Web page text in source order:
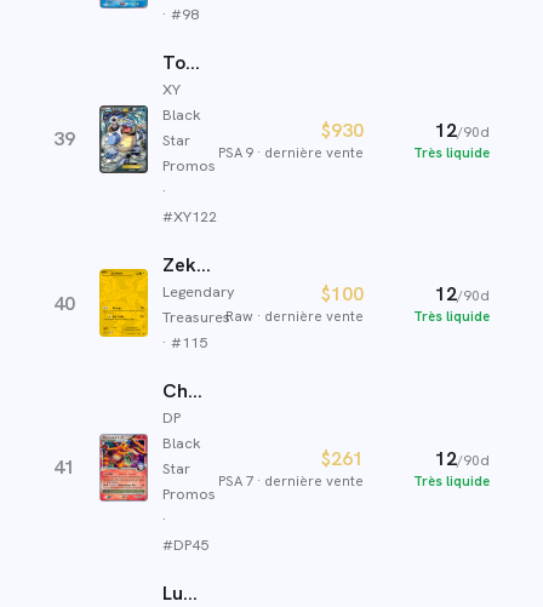
· #98
39
Tortank EX
XY
Black
Star
Promos
·
#XY122
$930
PSA 9 · dernière vente
12/90d
Très liquide
40
Zekrom
Legendary
Treasures
· #115
$100
Raw · dernière vente
12/90d
Très liquide
41
Charizard G LV.X
DP
Black
Star
Promos
·
#DP45
$261
PSA 7 · dernière vente
12/90d
Très liquide
Lugia LÉGENDAIRE